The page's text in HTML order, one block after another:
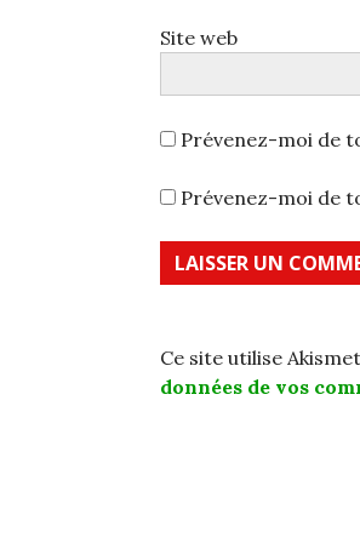
Site web
Prévenez-moi de
Prévenez-moi de
Ce site utilise
données de vos